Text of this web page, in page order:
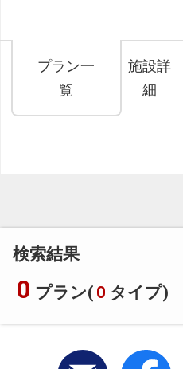
検索結果
0 プラン( 0 タイプ)
プラン一
覧
施設詳
細